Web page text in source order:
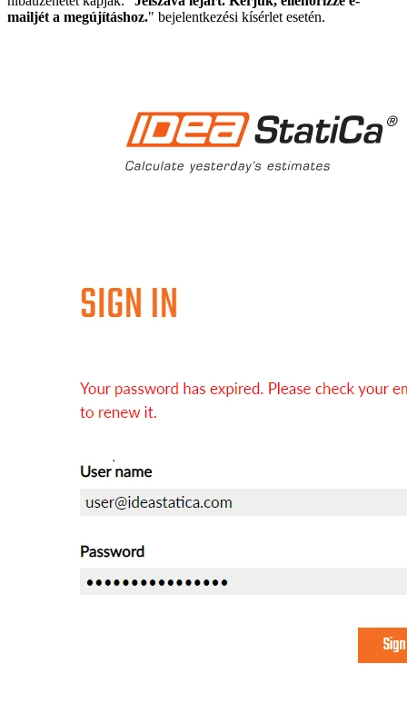
mailjét a megújításhoz." bejelentkezési kísérlet esetén.